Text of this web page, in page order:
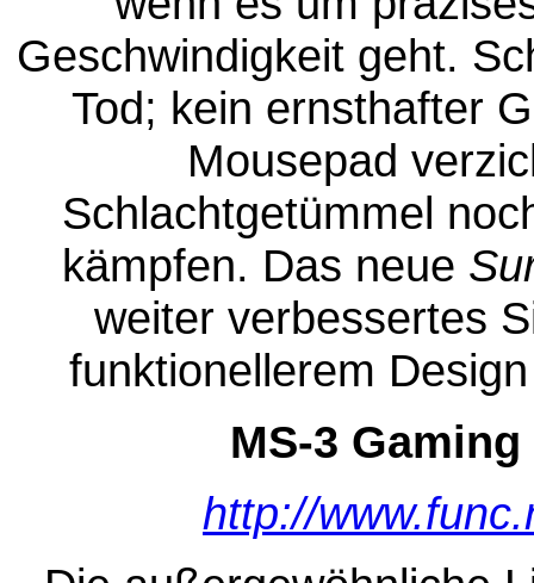
Geschwindigkeit geht.
Tod; kein ernsthafter
Mousepad
Schlachtgetümmel
kämpfen. Das neue
weiter verbessertes
funktionellerem
MS-3
http://